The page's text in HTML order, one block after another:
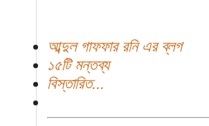
আব্দুল গাফফার রনি এর ব্লগ
১৫টি মন্তব্য
বিস্তারিত...